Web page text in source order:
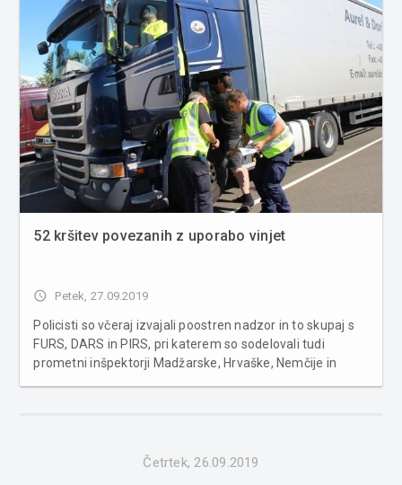
52 kršitev povezanih z uporabo vinjet
access_time Petek, 27.09.2019
Policisti so včeraj izvajali poostren nadzor in to skupaj s
FURS, DARS in PIRS, pri katerem so sodelovali tudi
prometni inšpektorji Madžarske, Hrvaške, Nemčije in
Četrtek, 26.09.2019